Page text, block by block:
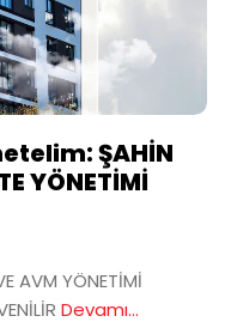
ŞAHİN
YÖNETİMİ
AVM YÖNETİMİ
Devamı...